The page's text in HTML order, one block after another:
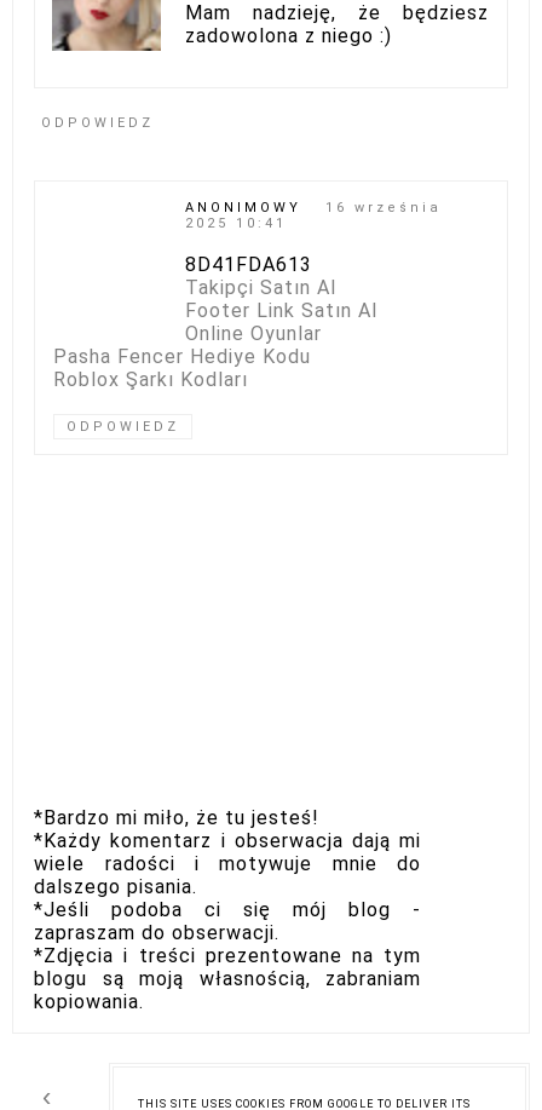
Mam nadzieję, że będziesz
zadowolona z niego :)
ODPOWIEDZ
ANONIMOWY
16 września
2025 10:41
8D41FDA613
Takipçi Satın Al
Footer Link Satın Al
Online Oyunlar
Pasha Fencer Hediye Kodu
Roblox Şarkı Kodları
ODPOWIEDZ
*Bardzo mi miło, że tu jesteś!
*Każdy komentarz i obserwacja dają mi
wiele radości i motywuje mnie do
dalszego pisania.
*Jeśli podoba ci się mój blog -
zapraszam do obserwacji.
*Zdjęcia i treści prezentowane na tym
blogu są moją własnością, zabraniam
kopiowania.
‹ Strona główna
THIS SITE USES COOKIES FROM GOOGLE TO DELIVER ITS